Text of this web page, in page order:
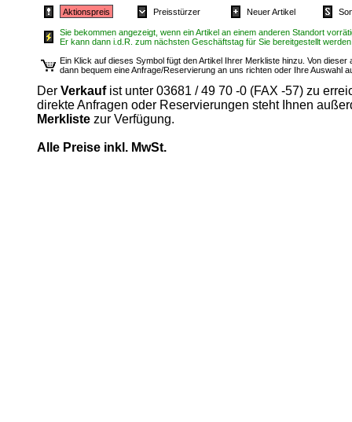
Aktionspreis Preisstürzer Neuer Artikel
Sie bekommen angezeigt, wenn ein Artikel an einem anderen Standort
Er kann dann i.d.R. zum nächsten Geschäftstag für Sie bereitgestellt
Ein Klick auf dieses Symbol fügt den Artikel Ihrer Merkliste hinzu. Von dieser
dann bequem eine Anfrage/Reservierung an uns richten oder Ihre Auswahl
Der Verkaufist unter 03681 / 49 70 -0 (FAX -57) zu
direkte Anfragen oder Reservierungen steht Ihnen
Merkliste zur Verfügung.
Alle Preise inkl. MwSt.